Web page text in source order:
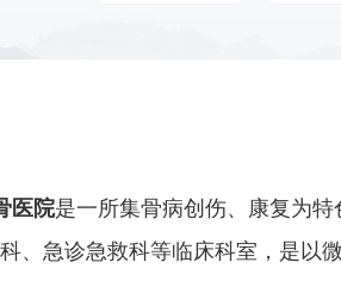
医院是一所集骨病创伤、康复为
、急诊急救科等临床科室，是以